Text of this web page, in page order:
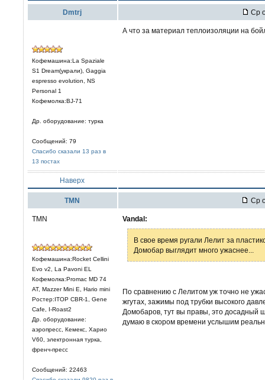
Dmtrj Ср
Кофемашина:La Spaziale
S1 Dream(украли), Gaggia
espresso evolution, NS
Personal 1
Кофемолка:BJ-71
Др. оборудование: турка
Сообщений: 79
Спасибо сказали 13 раз в
13 постах
А что за материал теплоизоляции на
Наверх
TMN Ср
TMN
Кофемашина:Rocket Cellini
Evo v2, La Pavoni EL
Кофемолка:Promac MD 74
AT, Mazzer Mini E, Hario mini
Ростер:ITOP CBR-1, Gene
Cafe, I-Roast2
Др. оборудование:
аэропресс, Кемекс, Харио
V60, электронная турка,
френч-пресс
Сообщений: 22463
Vandal:
В свое время ругали Лелит за
Домобар выглядит много ужаснее...
По сравнению с Лелитом уж точно не
жгутах, зажимы под трубки высокого
Домобаров, тут вы правы, это досадный
думаю в скором времени услышим